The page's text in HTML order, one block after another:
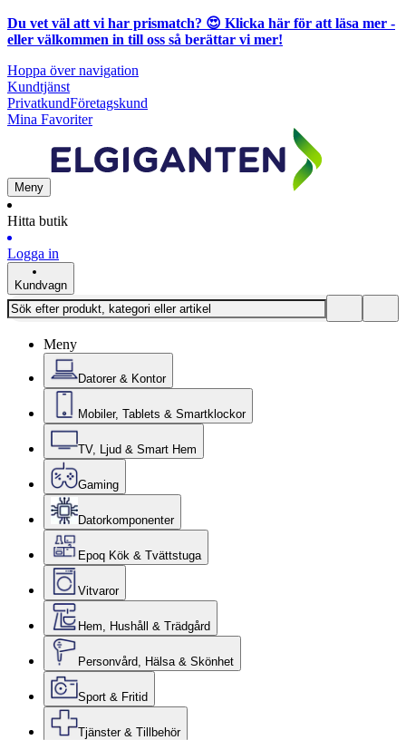
Du vet väl att vi har prismatch? 😍 Klicka här för att läsa mer -
eller välkommen in till oss så berättar vi mer!
Hoppa över navigation
Kundtjänst
PrivatkundFöretagskund
Mina Favoriter
Meny
Hitta butik
Logga in
Kundvagn
Meny
Datorer & Kontor
Mobiler, Tablets & Smartklockor
TV, Ljud & Smart Hem
Gaming
Datorkomponenter
Epoq Kök & Tvättstuga
Vitvaror
Hem, Hushåll & Trädgård
Personvård, Hälsa & Skönhet
Sport & Fritid
Tjänster & Tillbehör